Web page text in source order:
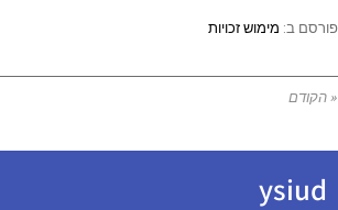
פורסם ב: מימוש זכויות
« הקודם
ysiud